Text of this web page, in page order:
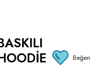
Beğen